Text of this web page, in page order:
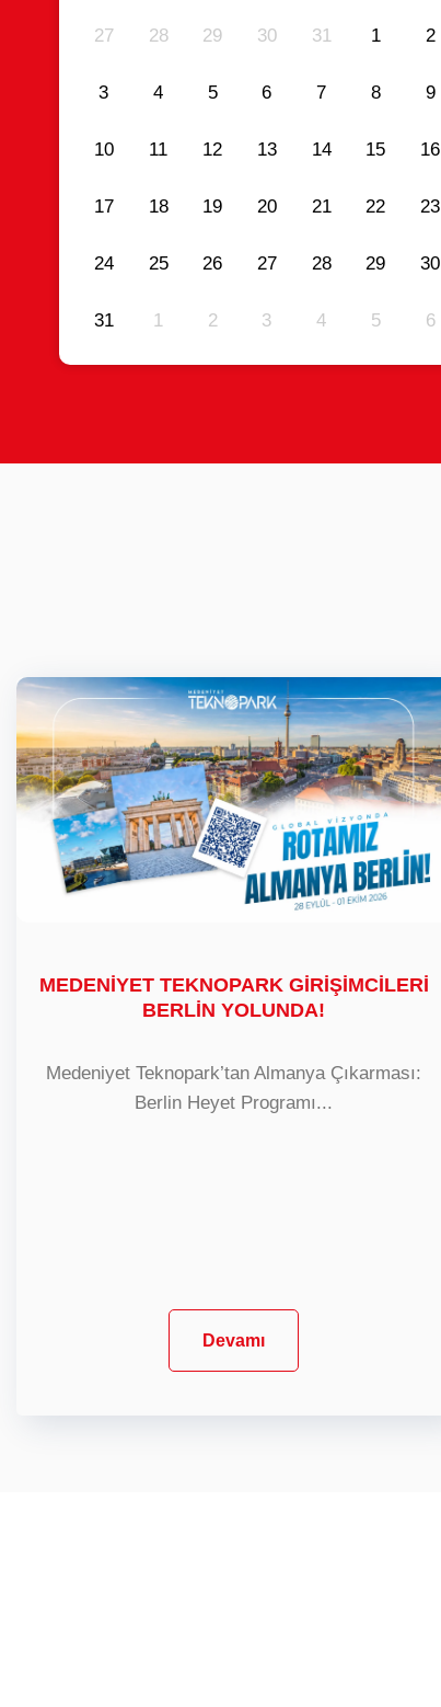
27 28 29 30 31 1 2
3 4 5 6 7 8 9
10 11 12 13 14 15 16
17 18 19 20 21 22 23
24 25 26 27 28 29 30
31 1 2 3 4 5 6
MEDENİYET TEKNOPARK GİRİŞİMCİLERİ
BERLİN YOLUNDA!
Medeniyet Teknopark’tan Almanya Çıkarması:
Berlin Heyet Programı...
Devamı